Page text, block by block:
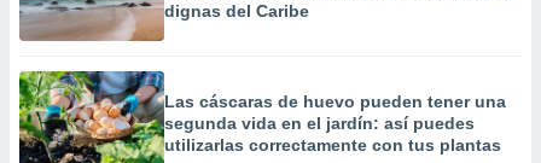
dignas del Caribe
Las cáscaras de huevo pueden tener una
segunda vida en el jardín: así puedes
utilizarlas correctamente con tus plantas